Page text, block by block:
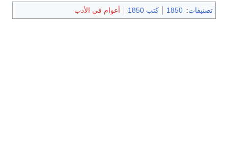
تصنيفات:
1850 كتب 1850 أعوام في الأدب